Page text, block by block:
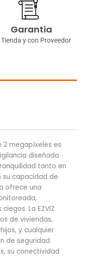
Garantia
Tienda y con Proveedor
2 megapíxeles es
diseñada
tanto en
su capacidad de
ofrece una
La EZVIZ
de viviendas,
y cualquier
de seguridad
su conectividad